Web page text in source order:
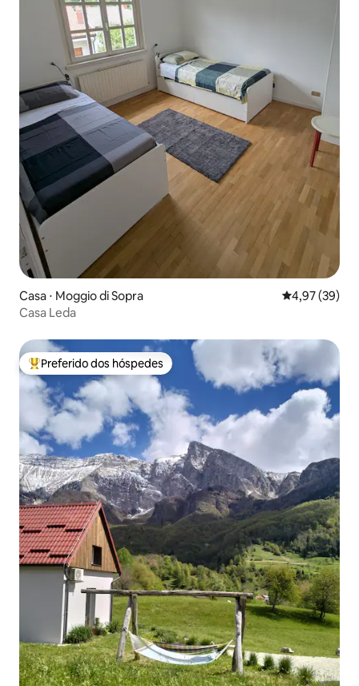
Casa ⋅ Moggio di Sopra 4,97 de uma
4,97 (39)
Casa Leda
Entre os melhores preferidos dos hóspedes
Preferido dos hóspedes